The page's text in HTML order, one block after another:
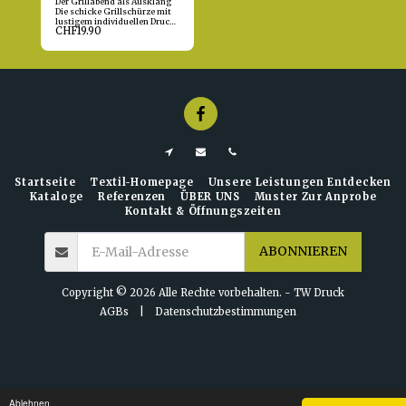
Ablehnen
Die schicke Grillschürze mit
lustigem individuellen Druck
sorgt sicherlich für viele
eine ganz heiße
Bedruckter Grillhandschuh
CHF19.90
Startseite Textil-Homepage
Unsere Leistungen Entdecken
Kataloge
Referenzen ÜBER UNS
Muster Zur Anprobe
Kontakt & Öffnungszeiten
ABONNIEREN
Copyright © 2026 Alle Rechte vorbehalten. - TW Druck
AGBs
Datenschutzbestimmungen